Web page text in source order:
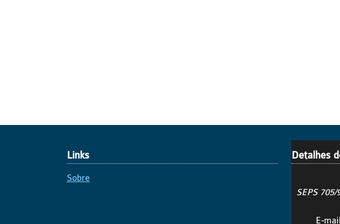
Links
Sobre
Detalhes
SEPS
E-